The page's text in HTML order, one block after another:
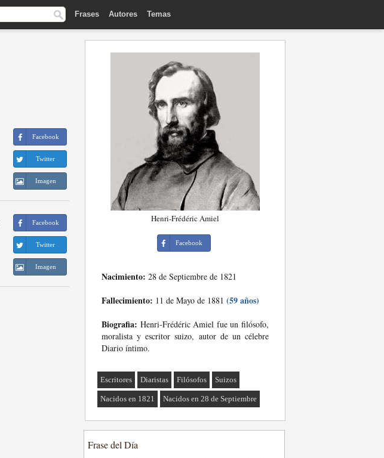
Frases Autores Temas
Facebook
Twitter
Imagen
Facebook
Twitter
Imagen
Henri-Frédéric Amiel
Facebook
Nacimiento: 28 de Septiembre de 1821
Fallecimiento: 11 de Mayo de 1881 (59 años)
Biografia: Henri-Frédéric Amiel fue un filósofo,
moralista y escritor suizo, autor de un célebre
Diario íntimo.
Escritores Diaristas Filósofos Suizos
Nacidos en 1821 Nacidos en 28 de Septiembre
Frase del Día